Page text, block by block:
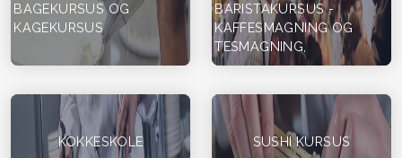
BAGEKURSUS OG
KAGEKURSUS
BARISTAKURSUS -
KAFFESMAGNING OG
TESMAGNING,
KOKKESKOLE SUSHI KURSUS